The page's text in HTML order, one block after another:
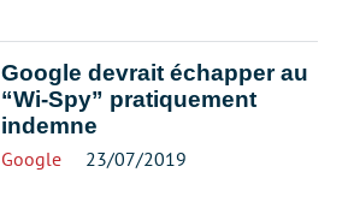
Google devrait échapper au
“Wi-Spy” pratiquement
indemne
Google 23/07/2019